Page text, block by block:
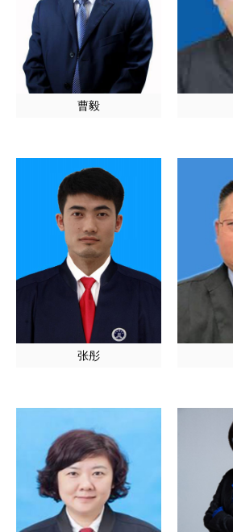
曹毅
张彤